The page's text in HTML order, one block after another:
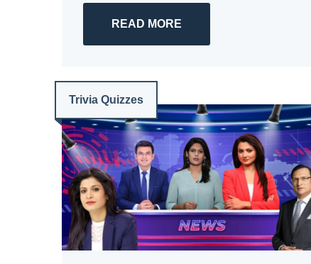
READ MORE
Trivia Quizzes